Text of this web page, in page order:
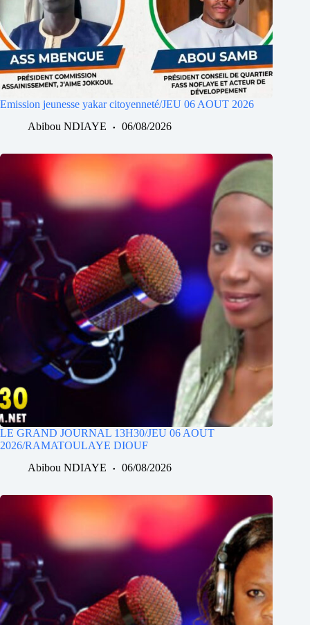
Emission jeunesse yakar citoyenneté/JEU 06 AOUT 2026
Abibou NDIAYE
06/08/2026
LE GRAND JOURNAL 13H30/JEU 06 AOUT
2026/RAMATOULAYE DIOUF
Abibou NDIAYE
06/08/2026